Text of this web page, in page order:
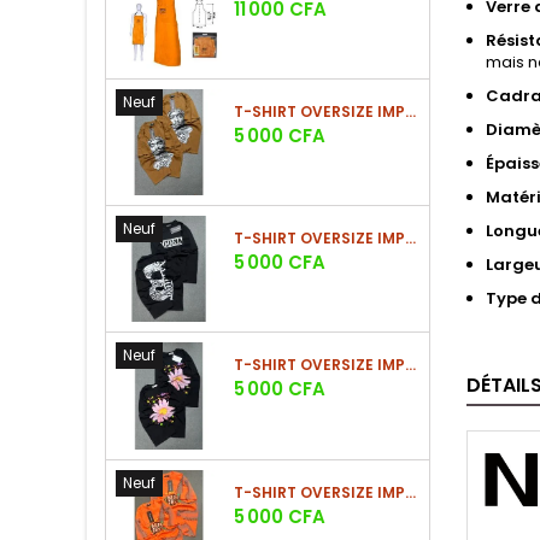
Prix
11 000 CFA
Neuf T-SHIRT OVERSIZE IMPRIMÉ STREETWEAR
Prix
5 000 CFA
Neuf T-SHIRT OVERSIZE IMPRIMÉ STREETWEAR
Prix
5 000 CFA
Neuf T-SHIRT OVERSIZE IMPRIMÉ STREETWEAR
Prix
5 000 CFA
Neuf T-SHIRT OVERSIZE IMPRIMÉ STREETWEAR
Prix
5 000 CFA
Verre
mais
Type